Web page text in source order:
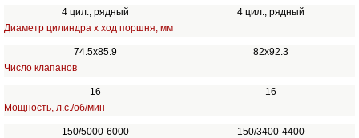
4 цил., рядный
4 цил., рядный
Диаметр цилиндра х ход поршня, мм
74.5x85.9
82x92.3
Число клапанов
16
16
Мощность, л.с./об/мин
150/5000-6000
150/3400-4400